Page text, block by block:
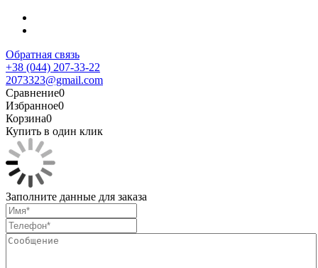
Обратная связь
+38 (044) 207-33-22
2073323@gmail.com
Сравнение0
Избранное0
Корзина0
Купить в один клик
Заполните данные для заказа